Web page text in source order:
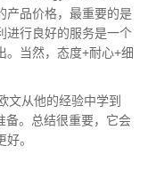
产品价格，最重要的是
进行良好的服务是一个
。当然，态度+耐心+细
文从他的经验中学到
备。总结很重要，它会
。